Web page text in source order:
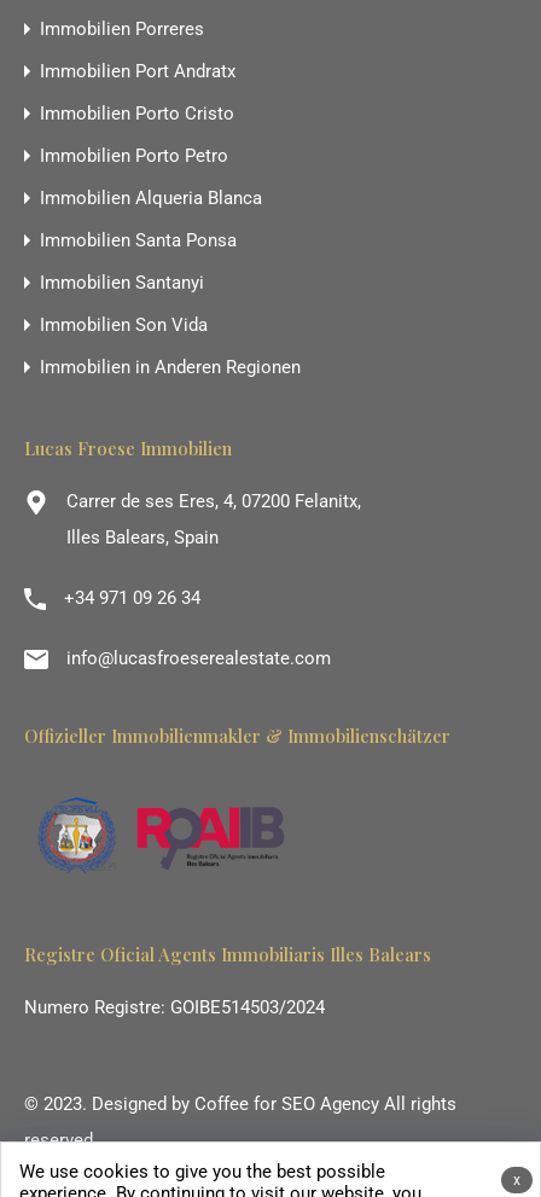
Immobilien Porreres
Immobilien Port Andratx
Immobilien Porto Cristo
Immobilien Porto Petro
Immobilien Alqueria Blanca
Immobilien Santa Ponsa
Immobilien Santanyi
Immobilien Son Vida
Immobilien in Anderen Regionen
Lucas Froese Immobilien
Carrer de ses Eres, 4, 07200 Felanitx,
Illes Balears, Spain
+34 971 09 26 34
info@lucasfroeserealestate.com
Offizieller Immobilienmakler & Immobilienschätzer
Registre Oficial Agents Immobiliaris Illes Balears
Numero Registre: GOIBE514503/2024
© 2023. Designed by Coffee for SEO Agency All rights
reserved.
Ihr Immobilienmakler auf Mallorca.
x
We use cookies to give you the best possible